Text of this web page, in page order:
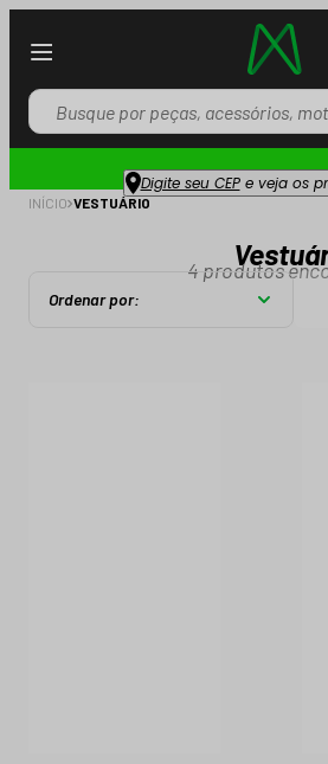
Digite seu CEPe veja os
INÍCIO VESTUÁRIO
4 produtos
Ordenar por: